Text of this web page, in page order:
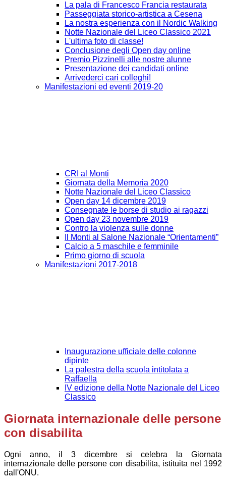
La pala di Francesco Francia restaurata
Passeggiata storico-artistica a Cesena
La nostra esperienza con il Nordic Walking
Notte Nazionale del Liceo Classico 2021
L'ultima foto di classe!
Conclusione degli Open day online
Premio Pizzinelli alle nostre alunne
Presentazione dei candidati online
Arrivederci cari colleghi!
Manifestazioni ed eventi 2019-20
CRI al Monti
Giornata della Memoria 2020
Notte Nazionale del Liceo Classico
Open day 14 dicembre 2019
Consegnate le borse di studio ai ragazzi
Open day 23 novembre 2019
Contro la violenza sulle donne
Il Monti al Salone Nazionale “Orientamenti”
Calcio a 5 maschile e femminile
Primo giorno di scuola
Manifestazioni 2017-2018
Inaugurazione ufficiale delle colonne
dipinte
La palestra della scuola intitolata a
Raffaella
IV edizione della Notte Nazionale del Liceo
Classico
Giornata internazionale delle persone
con disabilita
Ogni anno, il 3 dicembre si celebra la Giornata
internazionale delle persone con disabilita, istituita nel 1992
dall'ONU.